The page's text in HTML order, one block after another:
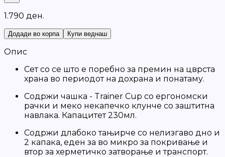
1.790 ден.
Додади во корпа Купи веднаш
Опис
Сет со се што е поребно за премин на цврста
храна во периодот на дохрана и понатаму.
Содржи чашка - Trainer Cup со ергономски
рачки и меко некапечко клунче со заштитна
навлака. Капацитет 230мл.
Содржи длабоко тањирче со нелизгаво дно и
2 капака, еден за во микро за покривање и
втор за херметичко затворање и транспорт.